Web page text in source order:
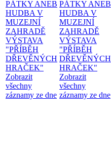
PÁTKY ANEB
HUDBA V
MUZEJNÍ
ZAHRADĚ
VÝSTAVA
"PŘÍBĚH
DŘEVĚNÝCH
HRAČEK"
Zobrazit
všechny
záznamy ze dne
PÁTKY ANEB
HUDBA V
MUZEJNÍ
ZAHRADĚ
VÝSTAVA
"PŘÍBĚH
DŘEVĚNÝCH
HRAČEK"
Zobrazit
všechny
záznamy ze dne